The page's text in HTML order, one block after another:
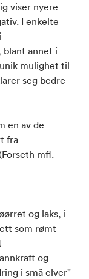
viser nyere
I enkelte
blant annet i
mulighet til
seg bedre
en av de
fra
mfl.
og laks, i
som rømt
og
i små elver"